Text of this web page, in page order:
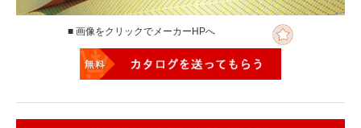
■ 画像をクリックでメーカーHPへ